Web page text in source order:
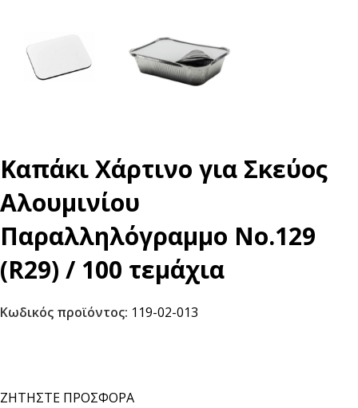
Καπάκι Χάρτινο για Σκεύος
Αλουμινίου
Παραλληλόγραμμο Νο.129
(R29) / 100 τεμάχια
Κωδικός προϊόντος: 119-02-013
ΖΗΤΗΣΤΕ ΠΡΟΣΦΟΡΑ